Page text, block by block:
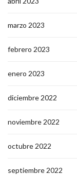
marzo 2023
febrero 2023
enero 2023
diciembre 2022
noviembre 2022
octubre 2022
septiembre 2022